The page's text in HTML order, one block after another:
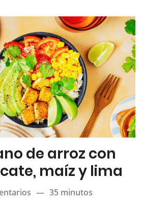
de arroz con
maíz y lima
— 35 minutos